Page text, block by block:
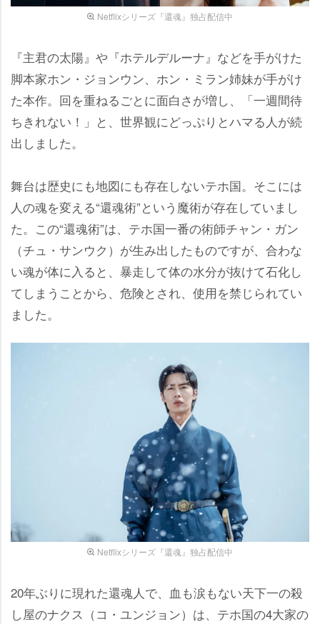
Netflixシリーズ『還魂』独占配信中
『主君の太陽』や『ホテルデルーナ』などを手がけた
脚本家ホン・ジョンウン、ホン・ミラン姉妹が手がけ
た本作。回を重ねるごとに面白さが増し、「一週間待
ちきれない！」と、世界観にどっぷりとハマる人が続
出しました。
舞台は歴史にも地図にも存在しないテホ国。そこには
人の魂を変える“還魂術”という魔術が存在していまし
た。この“還魂術”は、テホ国一番の術師チャン・ガン
（チュ・サンウク）が生み出したものですが、合わな
い魂が体に入ると、暴走して体の水分が抜けて石化し
てしまうことから、危険とされ、使用を禁じられてい
ました。
Netflixシリーズ『還魂』独占配信中
20年ぶりに現れた還魂人で、血も涙もない天下一の殺
し屋のナクス（コ・ユンジョン）は、テホ国の4大家の